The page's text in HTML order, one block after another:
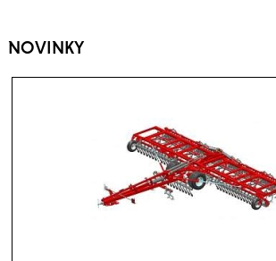
NOVINKY